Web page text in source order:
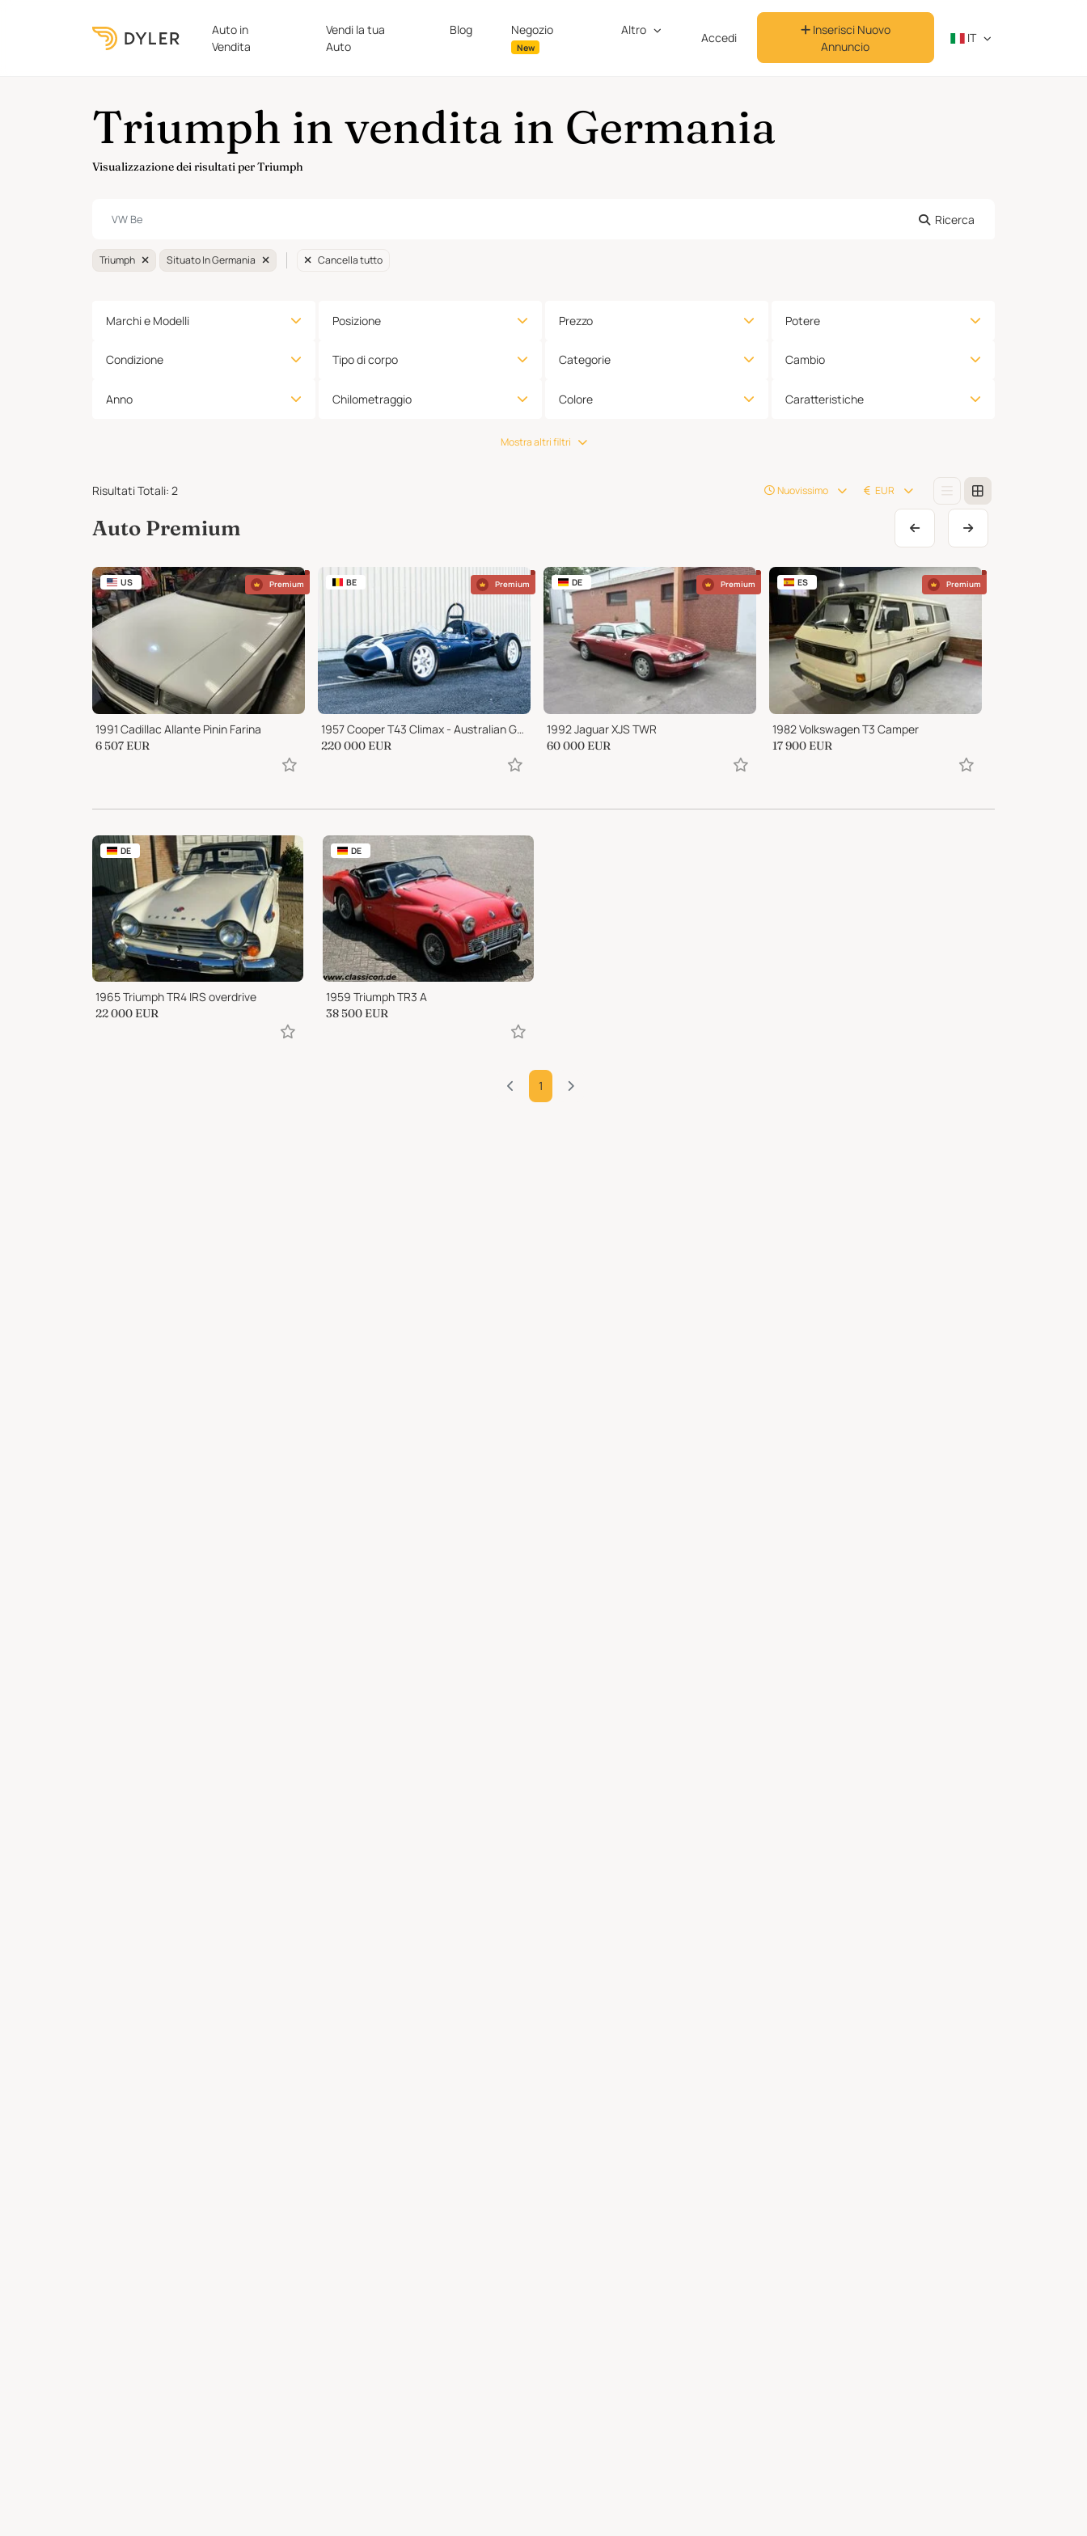
Auto in
Vendita
Vendi la tua
Auto
Blog Negozio
New
Altro
Accedi
Inserisci Nuovo
Annuncio
IT
Triumph in vendita in Germania
Visualizzazione dei risultati per Triumph
Ricerca
Triumph Situato In Germania Cancella tutto
Marchi e Modelli
Condizione
Anno
Posizione
Tipo di corpo
Chilometraggio
Prezzo
Categorie
Colore
Potere
Cambio
Caratteristiche
Mostra altri filtri
Risultati Totali: 2 Nuovissimo EUR
Auto Premium
US Premium
1991 Cadillac Allante Pinin Farina
6 507 EUR
BE Premium
1957 Cooper T43 Climax - Australian Gold Star Winner
220 000 EUR
DE Premium
1992 Jaguar XJS TWR
60 000 EUR
ES Premium
1982 Volkswagen T3 Camper
17 900 EUR
DE
1965 Triumph TR4 IRS overdrive
22 000 EUR
DE
1959 Triumph TR3 A
38 500 EUR
1